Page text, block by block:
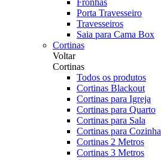
Fronhas
Porta Travesseiro
Travesseiros
Saia para Cama Box
Cortinas
Voltar
Cortinas
Todos os produtos
Cortinas Blackout
Cortinas para Igreja
Cortinas para Quarto
Cortinas para Sala
Cortinas para Cozinha
Cortinas 2 Metros
Cortinas 3 Metros